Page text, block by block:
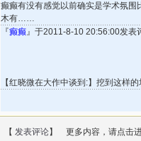
癫癫有没有感觉以前确实是学术氛
木有……
『癫癫』于2011-8-10 20:56:00发表
【红晓微在大作中谈到:】挖到这样
【 发表评论】 更多内容，请点击